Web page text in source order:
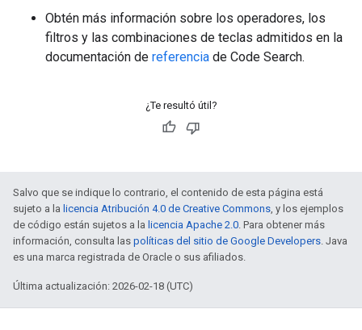
Obtén más información sobre los operadores, los
filtros y las combinaciones de teclas admitidos en la
documentación de referencia de Code Search.
¿Te resultó útil?
Salvo que se indique lo contrario, el contenido de esta página está
sujeto a la licencia Atribución 4.0 de Creative Commons , y los ejemplos
de código están sujetos a la licencia Apache 2.0 . Para obtener más
información, consulta las políticas del sitio de Google Developers . Java
es una marca registrada de Oracle o sus afiliados.
Última actualización: 2026-02-18 (UTC)